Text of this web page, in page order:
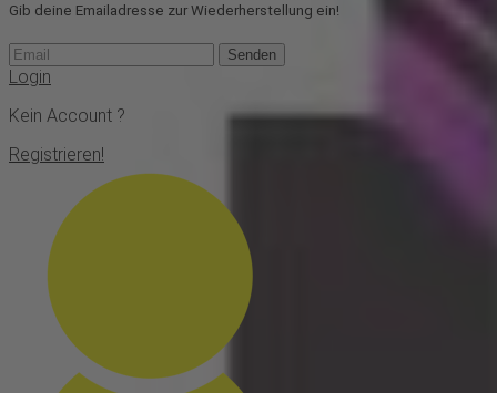
Gib deine Emailadresse zur Wiederherstellung ein!
Senden
Login
Kein Account ?
Registrieren!